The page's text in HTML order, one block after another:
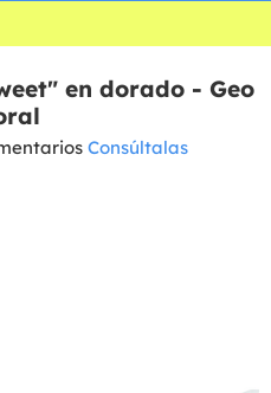
en dorado - Geo
Consúltalas